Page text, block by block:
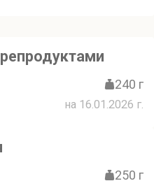
240 г
на 16.01.2026 г.
250 г